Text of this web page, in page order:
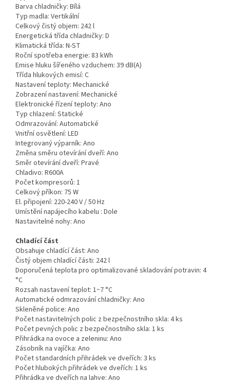
Barva chladničky: Bílá
Typ madla: Vertikální
Celkový čistý objem: 242 l
Energetická třída chladničky: D
Klimatická třída: N-ST
Roční spotřeba energie: 83 kWh
Emise hluku šířeného vzduchem: 39 dB(A)
Třída hlukových emisí: C
Nastavení teploty: Mechanické
Zobrazení nastavení: Mechanické
Elektronické řízení teploty: Ano
Typ chlazení: Statické
Odmrazování: Automatické
Vnitřní osvětlení: LED
Integrovaný výparník: Ano
Změna směru otevírání dveří: Ano
Směr otevírání dveří: Pravé
Chladivo: R600A
Počet kompresorů: 1
Celkový příkon: 75 W
El. připojení: 220-240 V / 50 Hz
Umístění napájecího kabelu : Dole
Nastavitelné nohy: Ano
Chladící část
Obsahuje chladící část: Ano
Čistý objem chladící části: 242 l
Doporučená teplota pro optimalizované skladování potravin: 4
°C
Rozsah nastavení teplot: 1~7 °C
Automatické odmrazování chladničky: Ano
Skleněné police: Ano
Počet nastavitelných polic z bezpečnostního skla: 4 ks
Počet pevných polic z bezpečnostního skla: 1 ks
Přihrádka na ovoce a zeleninu: Ano
Zásobník na vajíčka: Ano
Počet standardních přihrádek ve dveřích: 3 ks
Počet hlubokých přihrádek ve dveřích: 1 ks
Přihrádka ve dveřích na lahve: Ano